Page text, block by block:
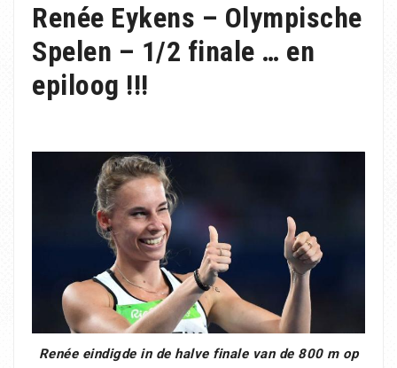
Renée Eykens – Olympische
Spelen – 1/2 finale … en
epiloog !!!
Renée eindigde in de halve finale van de 800 m op